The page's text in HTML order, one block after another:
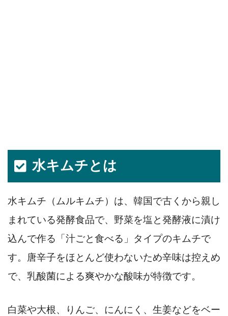
水キムチとは
水キムチ（ムルキムチ）は、韓国で古くから親し
まれている発酵食品で、野菜を塩と発酵液に漬け
込んで作る「汁ごと食べる」タイプのキムチで
す。唐辛子をほとんど使わないため辛味は控えめ
で、乳酸菌による爽やかな酸味が特徴です。
白菜や大根、りんご、にんにく、生姜などをベー